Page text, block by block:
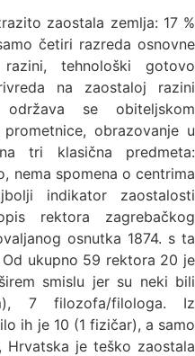
zaostala zemlja: 17 %
četiri razreda osnovne
tehnološki gotovo
na zaostaloj razini
se obiteljskom
obrazovanje u
tri klasična predmeta:
nema spomena o centrima
indikator zaostalosti
rektora zagrebačkog
osnutka 1874. s ta
ukupno 59 rektora 20 je
smislu jer su neki bili
7 filozofa/filologa. Iz
ih je 10 (1 fizičar), a samo
Hrvatska je teško zaostala